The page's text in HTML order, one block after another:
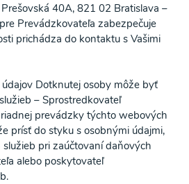
Prešovská 40A, 821 02 Bratislava –
Prevádzkovateľa zabezpečuje
prichádza do kontaktu s Vašimi
Dotknutej osoby môže byť
– Sprostredkovateľ
prevádzky týchto webových
prísť do styku s osobnými údajmi,
pri zaúčtovaní daňových
alebo poskytovateľ